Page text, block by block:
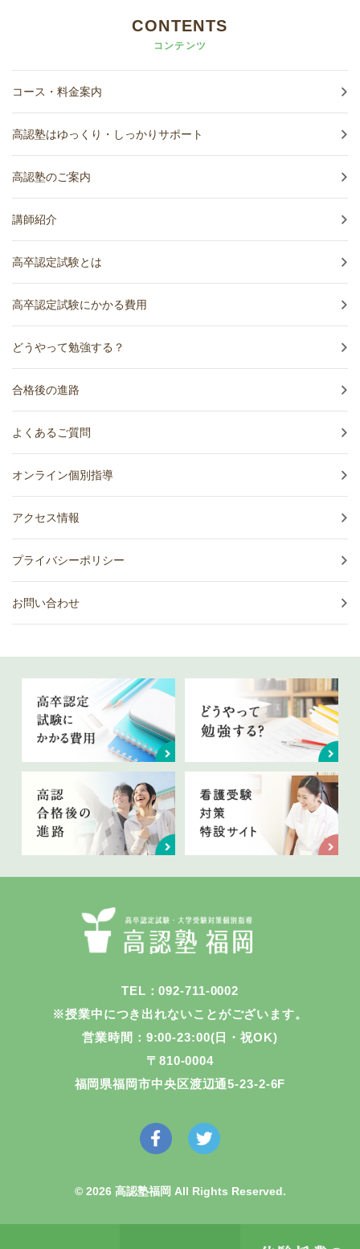
CONTENTS
コンテンツ
コース・料金案内
高認塾はゆっくり・しっかりサポート
高認塾のご案内
講師紹介
高卒認定試験とは
高卒認定試験にかかる費用
どうやって勉強する？
合格後の進路
よくあるご質問
オンライン個別指導
アクセス情報
プライバシーポリシー
お問い合わせ
TEL：092-711-0002
※授業中につき出れないことがございます。
営業時間：9:00-23:00(日・祝OK)
〒810-0004
福岡県福岡市中央区渡辺通5-23-2-6F
© 2026 高認塾福岡 All Rights Reserved.